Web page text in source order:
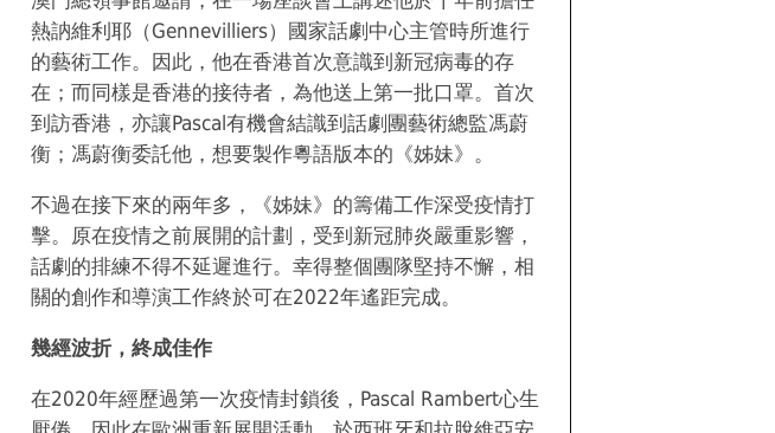
熱訥維利耶（Gennevilliers）國家話劇中心主管時所進行
的藝術工作。因此，他在香港首次意識到新冠病毒的存
在；而同樣是香港的接待者，為他送上第一批口罩。首次
到訪香港，亦讓Pascal有機會結識到話劇團藝術總監馮蔚
衡；馮蔚衡委託他，想要製作粵語版本的《姊妹》。
不過在接下來的兩年多，《姊妹》的籌備工作深受疫情打
擊。原在疫情之前展開的計劃，受到新冠肺炎嚴重影響，
話劇的排練不得不延遲進行。幸得整個團隊堅持不懈，相
關的創作和導演工作終於可在2022年遙距完成。
幾經波折，終成佳作
在2020年經歷過第一次疫情封鎖後，Pascal Rambert心生